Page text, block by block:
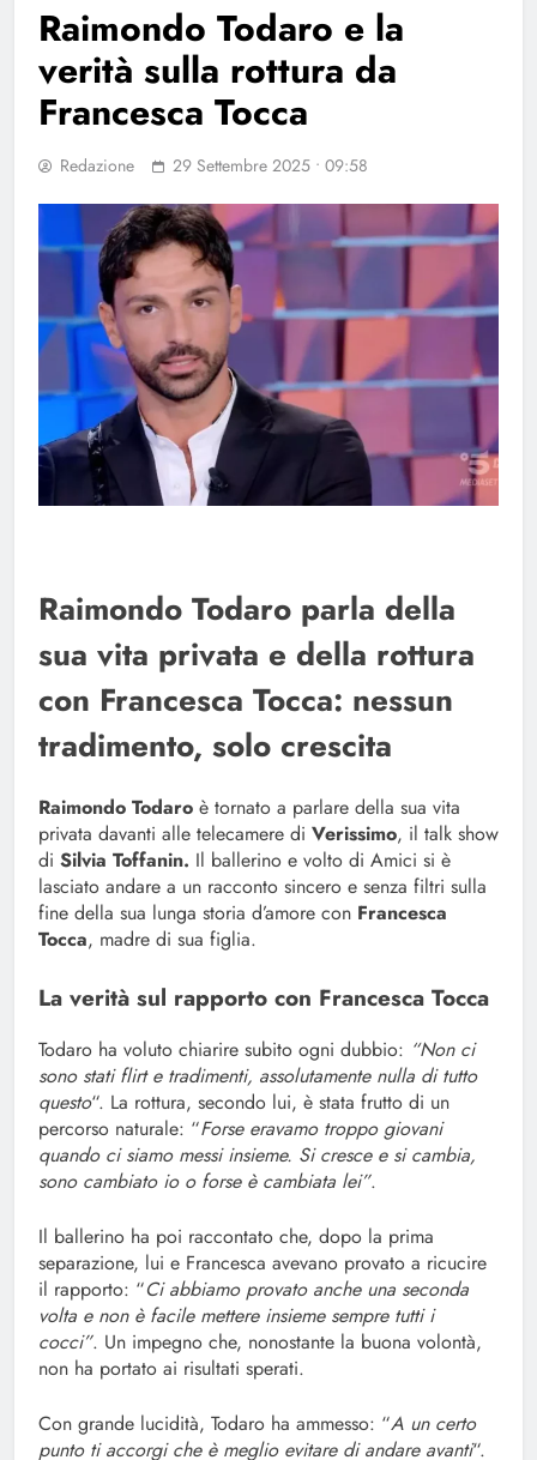
Raimondo Todaro e la
verità sulla rottura da
Francesca Tocca
Redazione 29 Settembre 2025 • 09:58
Raimondo Todaro parla della
sua vita privata e della rottura
con Francesca Tocca: nessun
tradimento, solo crescita
Raimondo Todaro è tornato a parlare della sua vita
privata davanti alle telecamere di Verissimo, il talk show
di Silvia Toffanin. Il ballerino e volto di Amici si è
lasciato andare a un racconto sincero e senza filtri sulla
fine della sua lunga storia d’amore con Francesca
Tocca, madre di sua figlia.
La verità sul rapporto con Francesca Tocca
Todaro ha voluto chiarire subito ogni dubbio: “Non ci
sono stati flirt e tradimenti, assolutamente nulla di tutto
questo“. La rottura, secondo lui, è stata frutto di un
percorso naturale: “Forse eravamo troppo giovani
quando ci siamo messi insieme. Si cresce e si cambia,
sono cambiato io o forse è cambiata lei”.
Il ballerino ha poi raccontato che, dopo la prima
separazione, lui e Francesca avevano provato a ricucire
il rapporto: “Ci abbiamo provato anche una seconda
volta e non è facile mettere insieme sempre tutti i
cocci”. Un impegno che, nonostante la buona volontà,
non ha portato ai risultati sperati.
Con grande lucidità, Todaro ha ammesso: “A un certo
punto ti accorgi che è meglio evitare di andare avanti“.